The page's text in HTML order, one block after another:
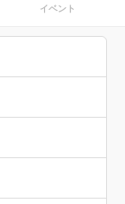
イベント